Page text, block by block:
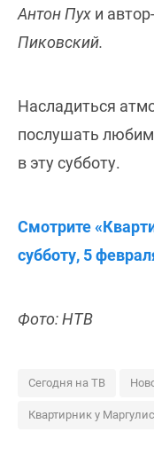
Антон Пух и
Пиковский.
Насладиться
послушать
в эту субботу.
Смотрите
субботу, 5
Фото: НТВ
Сегодня на ТВ
Квартирник у